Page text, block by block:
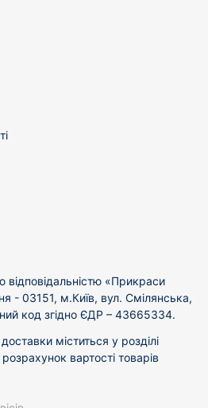
«Прикраси
- 03151, м.Київ, вул. Смілянська,
код згідно ЄДР – 43665334.
міститься у розділі
вартості товарів